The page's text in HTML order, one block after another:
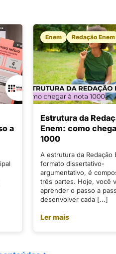
a
Enem Redação Enem
Estrutura da
Enem: como
1000
A estrutura da Redação
formato dissertativo-
argumentativo, é
três partes. Hoje, você
aprender o passo a
desenvolver cada [...]
Ler mais